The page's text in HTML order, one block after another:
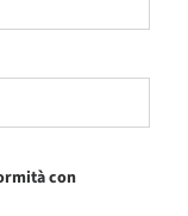
con